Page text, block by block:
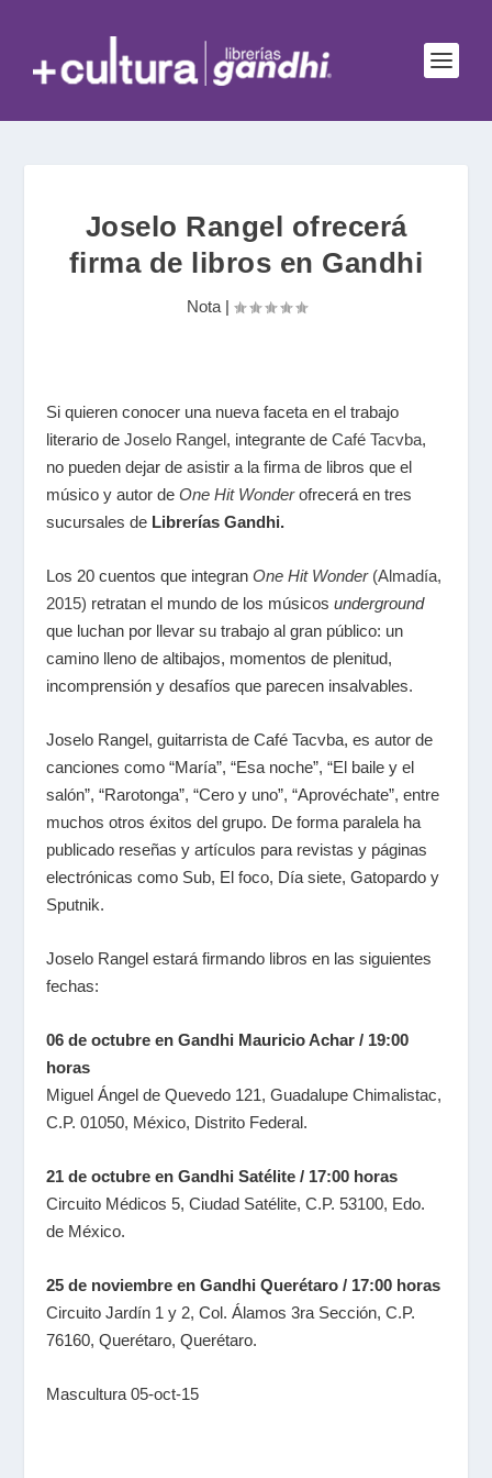
Joselo Rangel ofrecerá
firma de libros en Gandhi
Nota|
Si quieren conocer una nueva faceta en el trabajo
literario deJoselo Rangel, integrante deCafé Tacvba,
no pueden dejar de asistir a la firma de libros que el
músico y autor deOne Hit Wonderofrecerá en tres
sucursales de Librerías Gandhi.
Los 20 cuentos que integranOne Hit Wonder (Almadía,
2015) retratan el mundo de los músicosunderground
que luchan por llevar su trabajo al gran público: un
camino lleno de altibajos, momentos de plenitud,
incomprensión y desafíos que parecen insalvables.
Joselo Rangel, guitarrista de Café Tacvba, es autor de
canciones como “María”, “Esa noche”, “El baile y el
salón”, “Rarotonga”, “Cero y uno”, “Aprovéchate”, entre
muchos otros éxitos del grupo. De forma paralela ha
publicado reseñas y artículos para revistas y páginas
electrónicas como Sub, El foco, Día siete, Gatopardo y
Sputnik.
Joselo Rangel estará firmando libros en las siguientes
fechas:
06 de octubre en Gandhi Mauricio Achar / 19:00
horas
Miguel Ángel de Quevedo 121, Guadalupe Chimalistac,
C.P. 01050, México, Distrito Federal.
21 de octubre en Gandhi Satélite / 17:00 horas
Circuito Médicos 5, Ciudad Satélite, C.P. 53100, Edo.
de México.
25 de noviembre en Gandhi Querétaro / 17:00 horas
Circuito Jardín 1 y 2, Col. Álamos 3ra Sección, C.P.
76160, Querétaro, Querétaro.
Mascultura 05-oct-15